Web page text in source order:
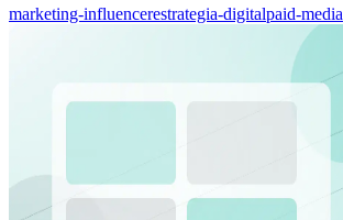
marketing-influencerestrategia-digitalpaid-media